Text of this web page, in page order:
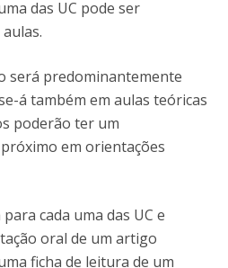
das UC pode ser
será predominantemente
á também em aulas teóricas
poderão ter um
em orientações
cada uma das UC e
oral de um artigo
ficha de leitura de um